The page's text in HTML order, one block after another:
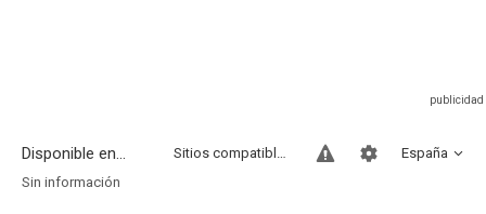
Disponible en... España
Sitios compatibles
Sin información